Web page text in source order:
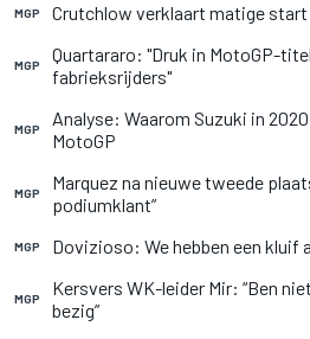
MGP Crutchlow verklaart matige start
MGP
Quartararo: "Druk in MotoGP-
fabrieksrijders"
MGP
Analyse: Waarom Suzuki in
MotoGP
MGP
Marquez na nieuwe tweede
podiumklant”
MGP Dovizioso: We hebben een kluif
MGP
Kersvers WK-leider Mir: “Ben
bezig”